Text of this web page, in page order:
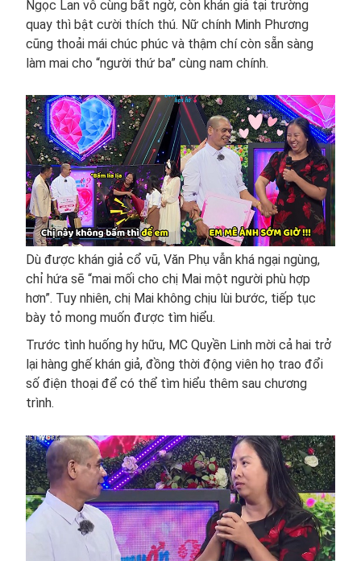
Ngọc Lan vô cùng bất ngờ, còn khán giả tại trường
quay thì bật cười thích thú. Nữ chính Minh Phương
cũng thoải mái chúc phúc và thậm chí còn sẵn sàng
làm mai cho “người thứ ba” cùng nam chính.
Dù được khán giả cổ vũ, Văn Phụ vẫn khá ngại ngùng,
chỉ hứa sẽ “mai mối cho chị Mai một người phù hợp
hơn”. Tuy nhiên, chị Mai không chịu lùi bước, tiếp tục
bày tỏ mong muốn được tìm hiểu.
Trước tình huống hy hữu, MC Quyền Linh mời cả hai trở
lại hàng ghế khán giả, đồng thời động viên họ trao đổi
số điện thoại để có thể tìm hiểu thêm sau chương
trình.